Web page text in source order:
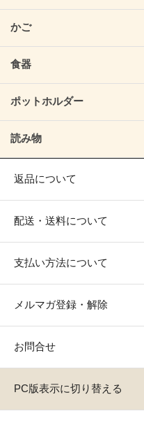
かご
食器
ポットホルダー
読み物
返品について
配送・送料について
支払い方法について
メルマガ登録・解除
お問合せ
PC版表示に切り替える